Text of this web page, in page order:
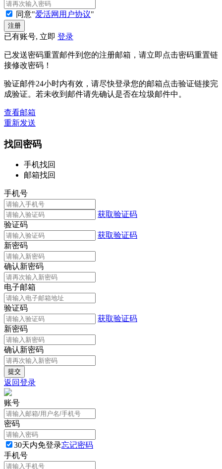
同意"爱活网用户协议"
已有账号, 立即 登录
已发送密码重置邮件到您的注册邮箱，请立即点击密码重置链
接修改密码！
验证邮件24小时内有效，请尽快登录您的邮箱点击验证链接完
成验证。若未收到邮件请先确认是否在垃圾邮件中。
查看邮箱
重新发送
找回密码
手机找回
邮箱找回
手机号
获取验证码
验证码
获取验证码
新密码
确认新密码
电子邮箱
验证码
获取验证码
新密码
确认新密码
返回登录
账号
密码
30天内免登录忘记密码
手机号